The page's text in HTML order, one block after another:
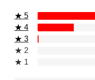
★ 5
★ 4
★ 3
★ 2
★ 1